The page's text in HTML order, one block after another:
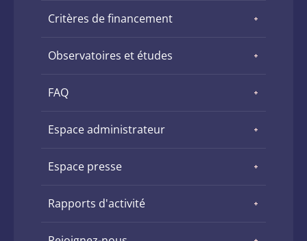
Critères de financement
Observatoires et études
FAQ
Espace administrateur
Espace presse
Rapports d'activité